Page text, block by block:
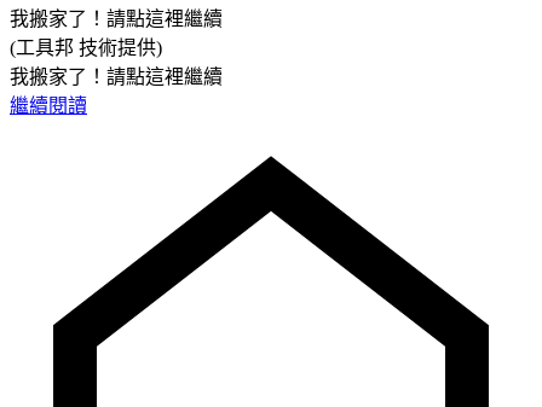
我搬家了！請點這裡繼續
(工具邦 技術提供)
我搬家了！請點這裡繼續
繼續閱讀